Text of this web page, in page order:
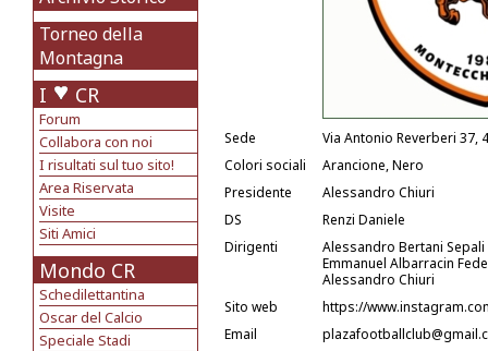
Torneo della
Montagna
I CR
Forum
Collabora con noi
I risultati sul tuo sito!
Area Riservata
Visite
Siti Amici
Mondo CR
Schedilettantina
Oscar del Calcio
Speciale Stadi
Sede
Via Antonio Reverberi 37,
Colori sociali
Arancione, Nero
Presidente
Alessandro Chiuri
DS
Renzi Daniele
Dirigenti
Alessandro Bertani
Emmanuel Albarracin
Alessandro Chiuri
Sito web
https://
Email